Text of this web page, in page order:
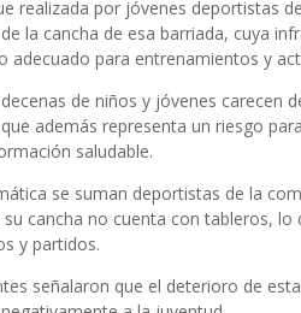
realizada por jóvenes deportistas
la cancha de esa barriada, cuya
adecuado para entrenamientos y
de niños y jóvenes carecen
además representa un riesgo
saludable.
se suman deportistas de la
cancha no cuenta con tableros,
y partidos.
señalaron que el deterioro de